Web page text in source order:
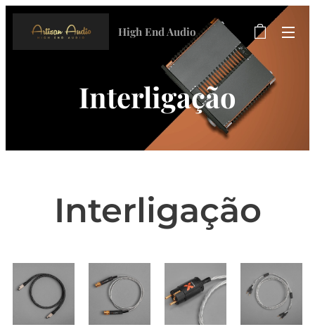
High End Audio
Interligação
Interligação